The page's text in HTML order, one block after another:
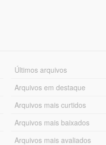
Últimos arquivos
Arquivos em destaque
Arquivos mais curtidos
Arquivos mais baixados
Arquivos mais avaliados